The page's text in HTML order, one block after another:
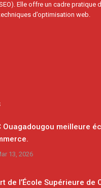
Elle offre un cadre pratique
d’optimisation web.
Ouagadougou meilleure
13, 2026
de l’École Supérieure de